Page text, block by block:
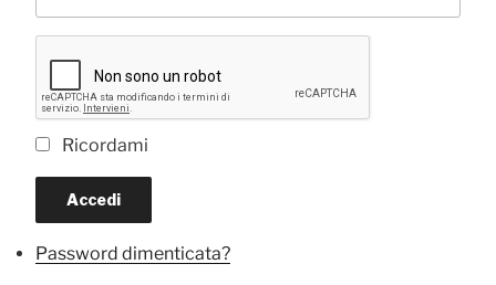
Ricordami
Accedi
Password dimenticata?